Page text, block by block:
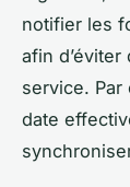
notifier les
afin
service.
date